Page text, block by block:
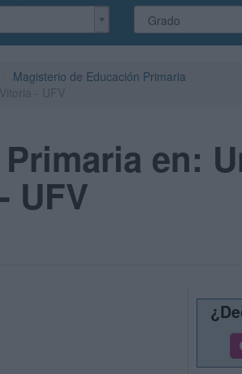
Magisterio de Educación Primaria
en:
UFV